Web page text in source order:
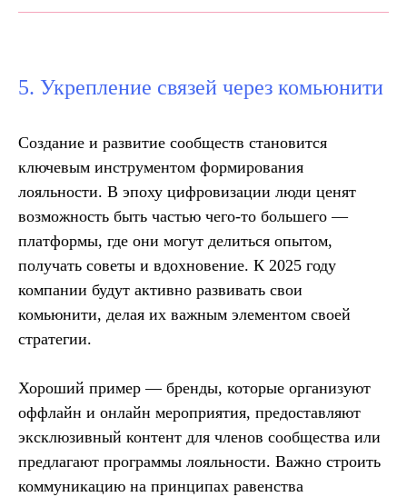
5. Укрепление связей через комьюнити
Создание и развитие сообществ становится
ключевым инструментом формирования
лояльности. В эпоху цифровизации люди ценят
возможность быть частью чего-то большего —
платформы, где они могут делиться опытом,
получать советы и вдохновение. К 2025 году
компании будут активно развивать свои
комьюнити, делая их важным элементом своей
стратегии.
Хороший пример — бренды, которые организуют
оффлайн и онлайн мероприятия, предоставляют
эксклюзивный контент для членов сообщества или
предлагают программы лояльности. Важно строить
коммуникацию на принципах равенства